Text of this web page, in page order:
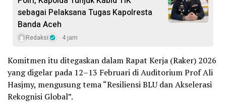
sebagai Pelaksana Tugas Kapolresta
Banda Aceh
Redaksi 4 jam
Komitmen itu ditegaskan dalam Rapat Kerja (Raker) 2026
yang digelar pada 12–13 Februari di Auditorium Prof Ali
Hasjmy, mengusung tema “Resiliensi BLU dan Akselerasi
Rekognisi Global”.